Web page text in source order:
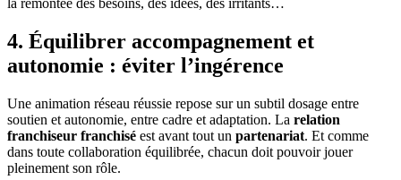
4. Équilibrer accompagnement et
autonomie : éviter l’ingérence
Une animation réseau réussie repose sur un subtil dosage entre
soutien et autonomie, entre cadre et adaptation. La relation
franchiseur franchisé est avant tout un partenariat. Et comme
dans toute collaboration équilibrée, chacun doit pouvoir jouer
pleinement son rôle.